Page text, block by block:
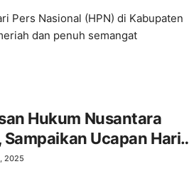
Pers Nasional (HPN) di Kabupaten
dan penuh semangat
Hukum Nusantara
Ucapan Hari
Ruang Perawatan
2025